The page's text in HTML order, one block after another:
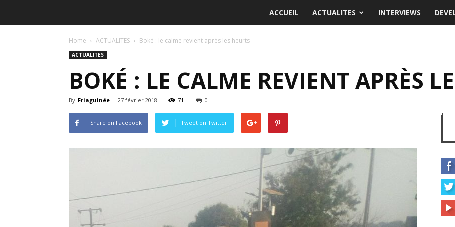
ACCUEIL ACTUALITES INTERVIEWS
Home ACTUALITES Boké : le calme revient après les heurts
ACTUALITES
BOKÉ : LE CALME REVIENT APRÈS
By Friaguinée - 27 février 2018 71 0
Share on Facebook Tweet on Twitter